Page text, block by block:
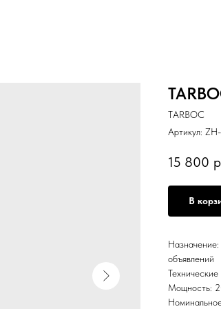
TARBOC
Артикул:
15 800
В
объявлений
Технические
Мощность: